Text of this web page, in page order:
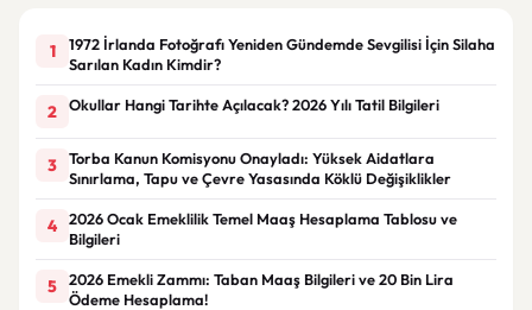
1
1972 İrlanda Fotoğrafı Yeniden Gündemde Sevgilisi İçin Silaha
Sarılan Kadın Kimdir?
2 Okullar Hangi Tarihte Açılacak? 2026 Yılı Tatil Bilgileri
3
Torba Kanun Komisyonu Onayladı: Yüksek Aidatlara
Sınırlama, Tapu ve Çevre Yasasında Köklü Değişiklikler
4
2026 Ocak Emeklilik Temel Maaş Hesaplama Tablosu ve
Bilgileri
5
2026 Emekli Zammı: Taban Maaş Bilgileri ve 20 Bin Lira
Ödeme Hesaplama!